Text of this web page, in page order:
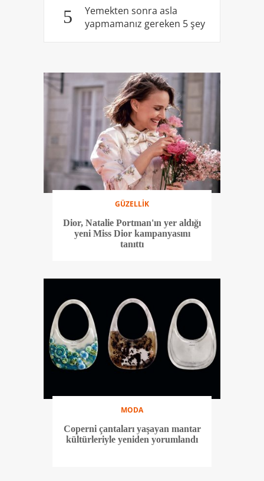
5
Yemekten sonra asla
yapmamanız gereken 5 şey
GÜZELLİK
Dior, Natalie Portman'ın yer aldığı
yeni Miss Dior kampanyasını
tanıttı
MODA
Coperni çantaları yaşayan mantar
kültürleriyle yeniden yorumlandı